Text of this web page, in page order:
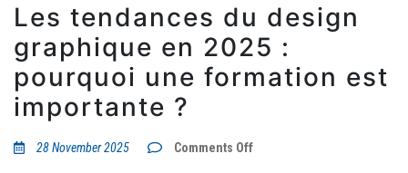
Les tendances du design
graphique en 2025 :
pourquoi une formation est
importante ?
28 November 2025 Comments Offon